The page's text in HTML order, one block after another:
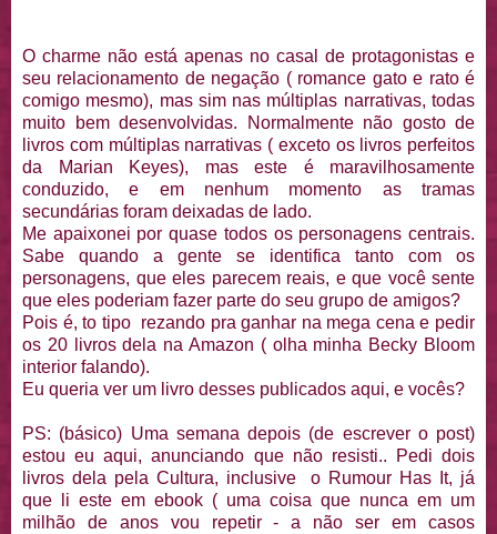
O charme não está apenas no casal de protagonistas e
seu relacionamento de negação ( romance gato e rato é
comigo mesmo), mas sim nas múltiplas narrativas, todas
muito bem desenvolvidas. Normalmente não gosto de
livros com múltiplas narrativas ( exceto os livros perfeitos
da Marian Keyes), mas este é maravilhosamente
conduzido, e em nenhum momento as tramas
secundárias foram deixadas de lado.
Me apaixonei por quase todos os personagens centrais.
Sabe quando a gente se identifica tanto com os
personagens, que eles parecem reais, e que você sente
que eles poderiam fazer parte do seu grupo de amigos?
Pois é, to tipo rezando pra ganhar na mega cena e pedir
os 20 livros dela na Amazon ( olha minha Becky Bloom
interior falando).
Eu queria ver um livro desses publicados aqui, e vocês?
PS: (básico) Uma semana depois (de escrever o post)
estou eu aqui, anunciando que não resisti.. Pedi dois
livros dela pela Cultura, inclusive o Rumour Has It, já
que li este em ebook ( uma coisa que nunca em um
milhão de anos vou repetir - a não ser em casos